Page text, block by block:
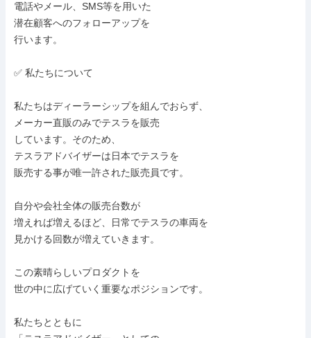
電話やメール、SMS等を用いた
潜在顧客へのフォローアップを
行います。
✅ 私たちについて
私たちはディーラーシップを組んでおらず、
メーカー直販のみでテスラを販売
しています。そのため、
テスラアドバイザーは日本でテスラを
販売する事が唯一許された販売員です。
自分や会社全体の販売台数が
増えれば増えるほど、日常でテスラの車両を
見かける回数が増えていきます。
この素晴らしいプロダクトを
世の中に広げていく重要なポジションです。
私たちとともに